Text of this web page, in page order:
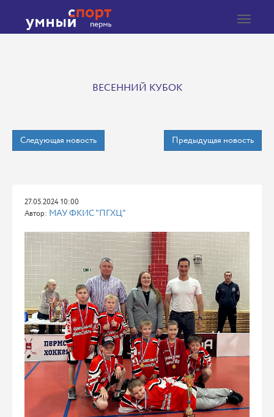
Toggle
ВЕСЕННИЙ КУБОК
Следующая новость Предыдущая новость
27.05.2024 10:00
Автор: МАУ ФКИС "ПГХЦ"